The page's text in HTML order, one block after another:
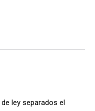
ley separados el